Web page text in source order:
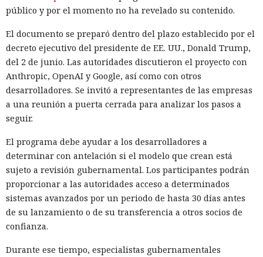
distintos esquemas en una sola fábrica de engaños, y
OpenAIbloqueó una red de cuentas de ChatGPT vinculada a
Camboya que ayudaba a llevar a cabo fraudes de inversión,
románticos y de azar, y también a hacerse pasar por fuerzas
del orden.
La investigación comenzó tras una alerta de WhatsApp.
inmediaciones de la ciudad de Poipet, en la provincia de
público y por el momento no ha revelado su contenido.
El documento se preparó dentro del plazo establecido por el
decreto ejecutivo del presidente de EE. UU., Donald Trump,
del 2 de junio. Las autoridades discutieron el proyecto con
Anthropic, OpenAI y Google, así como con otros
desarrolladores. Se invitó a representantes de las empresas
a una reunión a puerta cerrada para analizar los pasos a
seguir.
El programa debe ayudar a los desarrolladores a
determinar con antelación si el modelo que crean está
sujeto a revisión gubernamental. Los participantes podrán
proporcionar a las autoridades acceso a determinados
sistemas avanzados por un periodo de hasta 30 días antes
de su lanzamiento o de su transferencia a otros socios de
confianza.
Durante ese tiempo, especialistas gubernamentales